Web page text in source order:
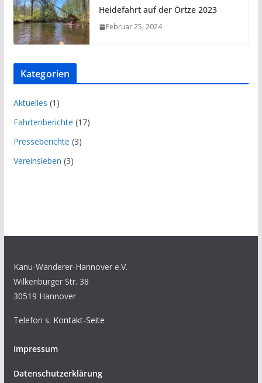
Heidefahrt auf der Örtze 2023
Februar 25, 2024
Kategorien
Aktuelles (1)
Fahrtenberichte (17)
Presseberichte (3)
Vereinsleben (3)
Kanu-Wanderer-Hannover e.V.
Wilkenburger Str. 38
30519 Hannover
Telefon s. Kontakt-Seite
Impressum
Datenschutzerklärung